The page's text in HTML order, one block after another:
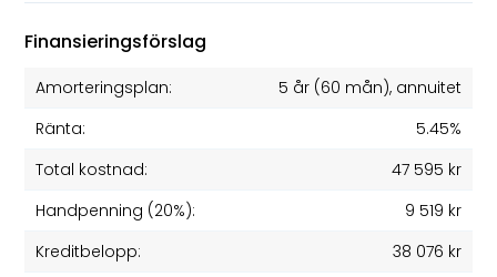
Finansieringsförslag
Amorteringsplan: 5 år(60 mån), annuitet
Ränta:
5.45%
Total kostnad:
47 595 kr
Handpenning (20%):
9 519 kr
Kreditbelopp:
38 076 kr